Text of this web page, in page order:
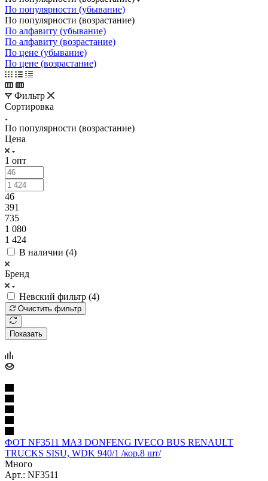
По популярности (убывание)
По популярности (возрастание)
По алфавиту (убывание)
По алфавиту (возрастание)
По цене (убывание)
По цене (возрастание)
Фильтр
Сортировка
По популярности (возрастание)
Цена
1 опт
46
391
735
1 080
1 424
В наличии (4)
Бренд
Невский фильтр (4)
Очистить фильтр
Показать
ФОТ NF3511 МАЗ DONFENG IVECO BUS RENAULT
TRUCKS SISU, WDK 940/1 /кор.8 шт/
Много
Арт.: NF3511